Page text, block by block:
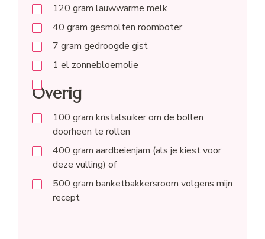
120 gram lauwwarme melk
40 gram gesmolten roomboter
7 gram gedroogde gist
1 el zonnebloemolie
Overig
100 gram kristalsuiker om de bollen
doorheen te rollen
400 gram aardbeienjam (als je kiest voor
deze vulling) of
500 gram banketbakkersroom volgens mijn
recept